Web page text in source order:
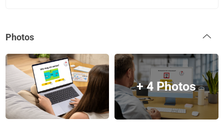
Photos
+ 4 Photos